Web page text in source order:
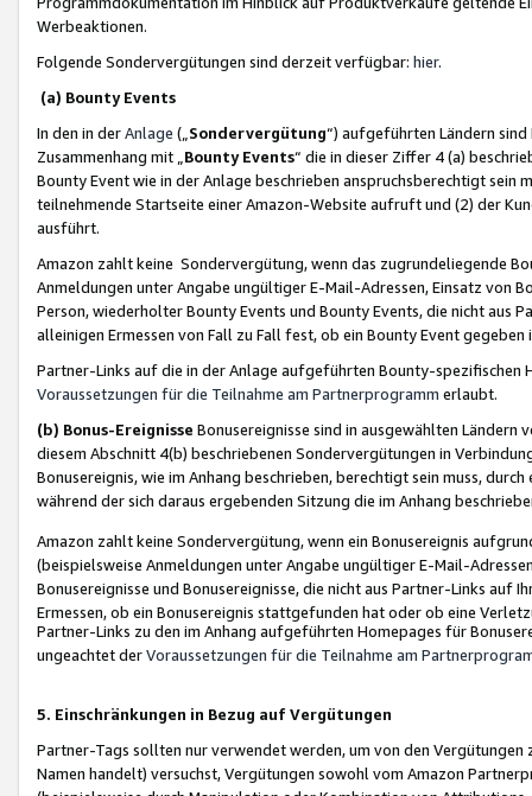
Werbeaktionen.
Folgende Sondervergütungen sind derzeit verfügbar: hier.
(a) Bounty Events
In den in derAnlage („ Sondervergütung“) aufgeführten Ländern
Zusammenhang mit „ Bounty Events“ die in dieser Ziffer 4 (a)
Bounty Event wie in der Anlage beschrieben anspruchsberechtigt sein
teilnehmende Startseite einer Amazon-Website aufruft und (2) der
ausführt.
Amazon zahlt keine Sondervergütung, wenn das zugrundeliegende
Anmeldungen unter Angabe ungültiger E-Mail-Adressen, Einsatz von
Person, wiederholter Bounty Events und Bounty Events, die nicht
alleinigen Ermessen von Fall zu Fall fest, ob ein Bounty Event
Partner-Links auf die in der Anlage aufgeführten Bounty-spezifischen
Voraussetzungen für die Teilnahme am Partnerprogramm erlaubt.
(b) Bonus-Ereignisse Bonusereignisse sind in ausgewählten Ländern
diesem Abschnitt 4(b) beschriebenen Sondervergütungen in
Bonusereignis, wie im Anhang beschrieben, berechtigt sein muss,
während der sich daraus ergebenden Sitzung die im Anhang
Amazon zahlt keine Sondervergütung, wenn ein Bonusereignis
(beispielsweise Anmeldungen unter Angabe ungültiger E-Mail-
Bonusereignisse und Bonusereignisse, die nicht aus Partner-Links auf
Ermessen, ob ein Bonusereignis stattgefunden hat oder ob eine
Partner-Links zu den im Anhang aufgeführten Homepages für
ungeachtet derVoraussetzungen für die Teilnahme am
5. Einschränkungen in Bezug auf Vergütungen
Partner-Tags sollten nur verwendet werden, um von den
Namen handelt) versuchst, Vergütungen sowohl vom Amazon